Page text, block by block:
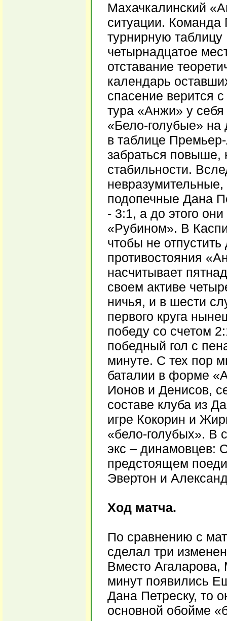
Махачкалинский
ситуации.
турнирную
четырнадцатое
отставание
календарь
спасение верится
тура «Анжи» у
«Бело-голубые» на
в таблице
забраться повыше,
стабильности.
подопечные Дана
- 3:1, а до этого
«Рубином». В
чтобы не
противостояния
насчитывает
своем активе
ничья, и в шести
первого круга
победу со счетом
победный гол с
минуте. С тех пор
баталии в форме
Ионов и Денисов,
составе клуба из
игре Кокорин и
«бело-голубых». В
экс – динамовцев:
предстоящем
Эвертон и
Ход матча.
По сравнению с
сделал три
Вместо
минут появились
Дана Петреску, то
основной обойме